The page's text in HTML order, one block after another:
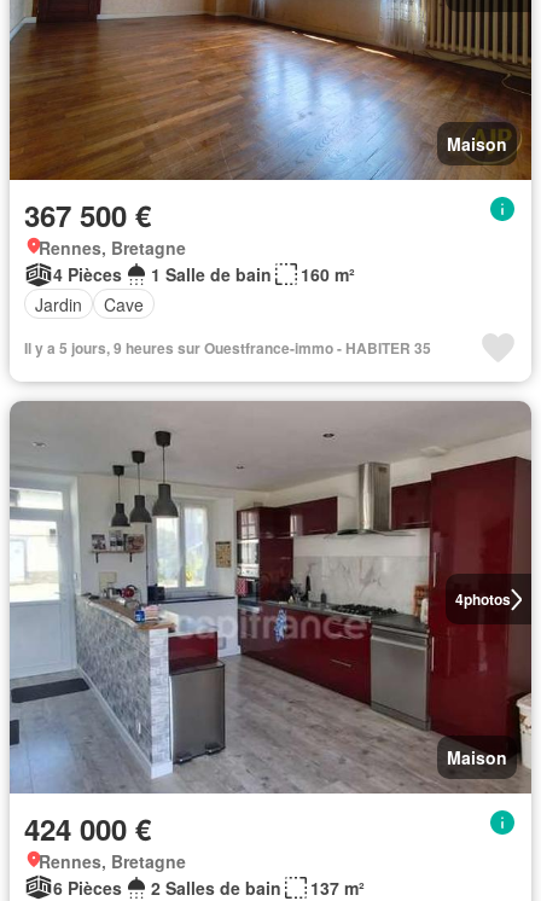
Maison
367 500 €
Rennes, Bretagne
4 Pièces
1 Salle de bain
160 m²
Jardin
Cave
Il y a 5 jours, 9 heures sur Ouestfrance-immo - HABITER 35
4photos
Maison
424 000 €
Rennes, Bretagne
6 Pièces
2 Salles de bain 137 m²